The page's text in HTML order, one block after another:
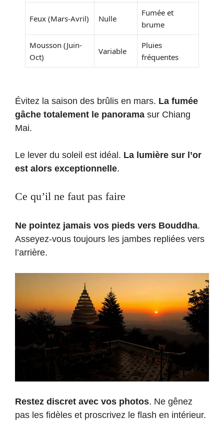
Feux (Mars-Avril) Nulle
Fumée et
brume
Mousson (Juin-
Oct)
Variable
Pluies
fréquentes
Évitez la saison des brûlis en mars. La fumée
gâche totalement le panorama sur Chiang
Mai.
Le lever du soleil est idéal. La lumière sur l’or
est alors exceptionnelle.
Ce qu’il ne faut pas faire
Ne pointez jamais vos pieds vers Bouddha.
Asseyez-vous toujours les jambes repliées vers
l’arrière.
Restez discret avec vos photos. Ne gênez
pas les fidèles et proscrivez le flash en intérieur.